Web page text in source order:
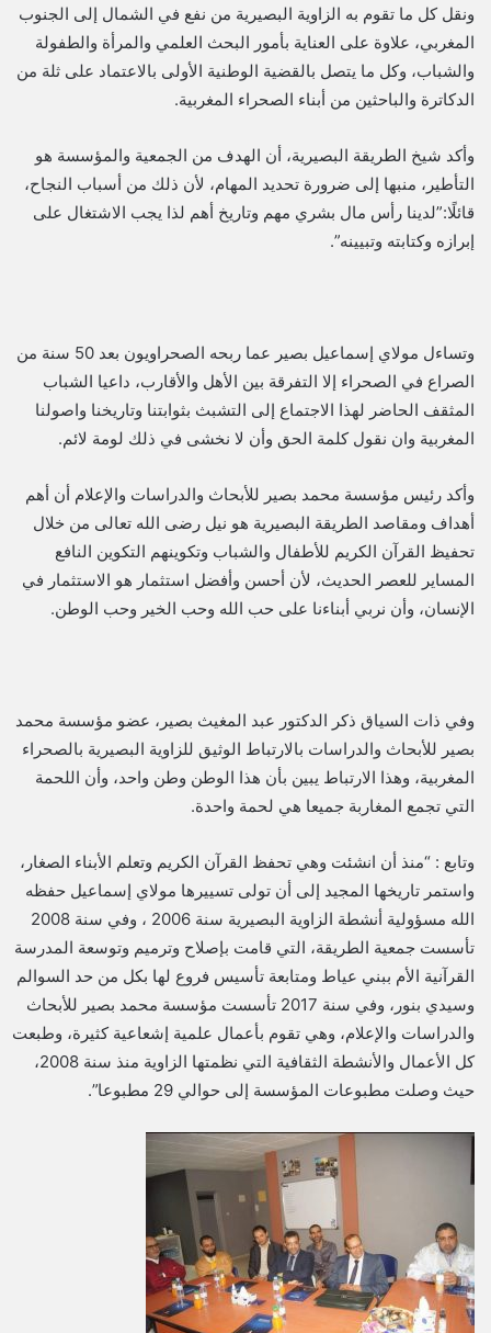
ونقل كل ما تقوم به الزاوية البصيرية من نفع في الشمال إلى الجنوب
المغربي، علاوة على العناية بأمور البحث العلمي والمرأة والطفولة
والشباب، وكل ما يتصل بالقضية الوطنية الأولى بالاعتماد على ثلة من
الدكاترة والباحثين من أبناء الصحراء المغربية.
وأكد شيخ الطريقة البصيرية، أن الهدف من الجمعية والمؤسسة هو
التأطير، منبها إلى ضرورة تحديد المهام، لأن ذلك من أسباب النجاح،
قائلًا:”لدينا رأس مال بشري مهم وتاريخ أهم لذا يجب الاشتغال على
إبرازه وكتابته وتبيينه”.
وتساءل مولاي إسماعيل بصير عما ربحه الصحراويون بعد 50 سنة من
الصراع في الصحراء إلا التفرقة بين الأهل والأقارب، داعيا الشباب
المثقف الحاضر لهذا الاجتماع إلى التشبث بثوابتنا وتاريخنا واصولنا
المغربية وان نقول كلمة الحق وأن لا نخشى في ذلك لومة لائم.
وأكد رئيس مؤسسة محمد بصير للأبحاث والدراسات والإعلام أن أهم
أهداف ومقاصد الطريقة البصيرية هو نيل رضى الله تعالى من خلال
تحفيظ القرآن الكريم للأطفال والشباب وتكوينهم التكوين النافع
المساير للعصر الحديث، لأن أحسن وأفضل استثمار هو الاستثمار في
الإنسان، وأن نربي أبناءنا على حب الله وحب الخير وحب الوطن.
وفي ذات السياق ذكر الدكتور عبد المغيث بصير، عضو مؤسسة محمد
بصير للأبحاث والدراسات بالارتباط الوثيق للزاوية البصيرية بالصحراء
المغربية، وهذا الارتباط يبين بأن هذا الوطن وطن واحد، وأن اللحمة
التي تجمع المغاربة جميعا هي لحمة واحدة.
وتابع : “منذ أن انشئت وهي تحفظ القرآن الكريم وتعلم الأبناء الصغار،
واستمر تاريخها المجيد إلى أن تولى تسييرها مولاي إسماعيل حفظه
الله مسؤولية أنشطة الزاوية البصيرية سنة 2006 ، وفي سنة 2008
تأسست جمعية الطريقة، التي قامت بإصلاح وترميم وتوسعة المدرسة
القرآنية الأم ببني عياط ومتابعة تأسيس فروع لها بكل من حد السوالم
وسيدي بنور، وفي سنة 2017 تأسست مؤسسة محمد بصير للأبحاث
والدراسات والإعلام، وهي تقوم بأعمال علمية إشعاعية كثيرة، وطبعت
كل الأعمال والأنشطة الثقافية التي نظمتها الزاوية منذ سنة 2008،
حيث وصلت مطبوعات المؤسسة إلى حوالي 29 مطبوعا”.